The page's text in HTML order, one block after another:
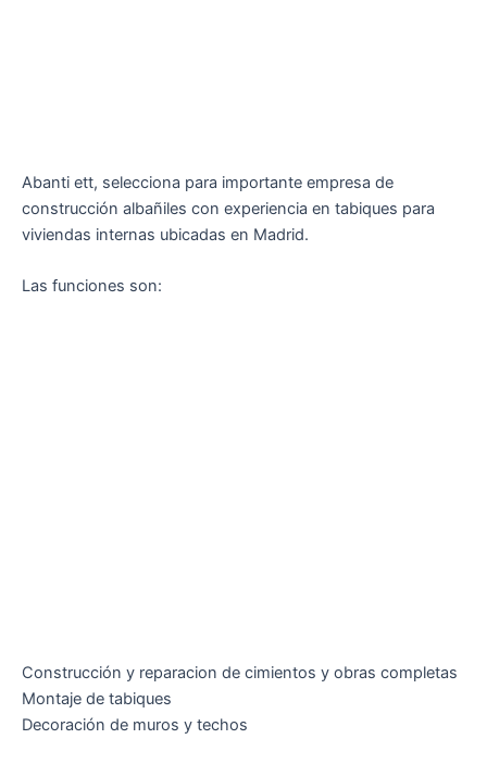
Abanti ett, selecciona para importante empresa de
construcción albañiles con experiencia en tabiques para
viviendas internas ubicadas en Madrid.
Las funciones son:
Construcción y reparacion de cimientos y obras completas
Montaje de tabiques
Decoración de muros y techos